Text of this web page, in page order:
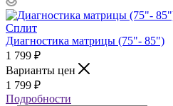
Сплит
Диагностика матрицы (75"- 85")
1 799 ₽
Варианты цен
1 799 ₽
Подробности